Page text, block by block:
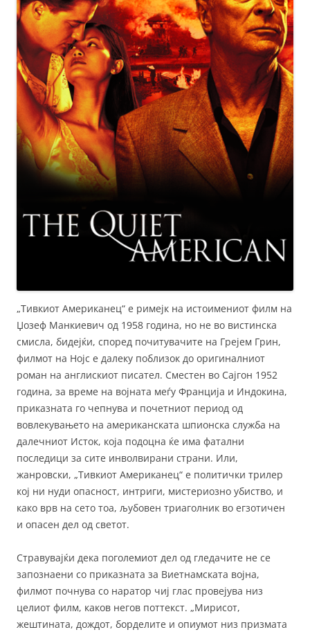
„Тивкиот Американец“ е римејк на истоимениот филм на
Џозеф Манкиевич од 1958 година, но не во вистинска
смисла, бидејќи, според почитувачите на Грејем Грин,
филмот на Нојс е далеку поблизок до оригиналниот
роман на англискиот писател. Сместен во Сајгон 1952
година, за време на војната меѓу Франција и Индокина,
приказната го чепнува и почетниот период од
вовлекувањето на американската шпионска служба на
далечниот Исток, која подоцна ќе има фатални
последици за сите инволвирани страни. Или,
жанровски, „Тивкиот Американец“ е политички трилер
кој ни нуди опасност, интриги, мистериозно убиство, и
како врв на сето тоа, љубовен триаголник во егзотичен
и опасен дел од светот.
Стравувајќи дека поголемиот дел од гледачите не се
запознаени со приказната за Виетнамската војна,
филмот почнува со наратор чиј глас провејува низ
целиот филм, каков негов поттекст. „Мирисот,
жештината, дождот, борделите и опиумот низ призмата